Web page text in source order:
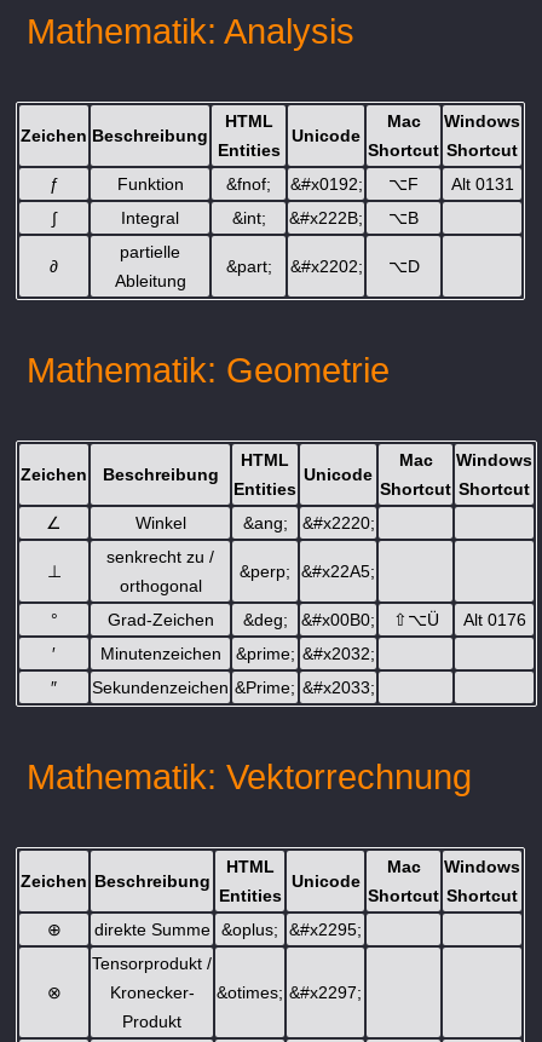
Mathematik: Analysis
Zeichen Beschreibung
HTML
Entities
Unicode
Mac
Shortcut
Windows
Shortcut
ƒ
Funktion &fnof; &#x0192; ⌥F
Alt 0131
∫
Integral &int; &#x222B; ⌥B
∂
partielle
Ableitung
&part; &#x2202; ⌥D
Mathematik: Geometrie
Zeichen Beschreibung
HTML
Entities
Unicode
Mac
Shortcut
Windows
Shortcut
∠
Winkel &ang; &#x2220;
⊥
senkrecht zu /
orthogonal
&perp; &#x22A5;
° Grad-Zeichen &deg; &#x00B0; ⇧ ⌥Ü
Alt 0176
′
Minutenzeichen &prime; &#x2032;
″
Sekundenzeichen &Prime; &#x2033;
Mathematik: Vektorrechnung
Zeichen Beschreibung
HTML
Entities
Unicode
Mac
Shortcut
Windows
Shortcut
⊕
direkte Summe &oplus; &#x2295;
⊗
Tensorprodukt /
Kronecker-
Produkt
&otimes; &#x2297;